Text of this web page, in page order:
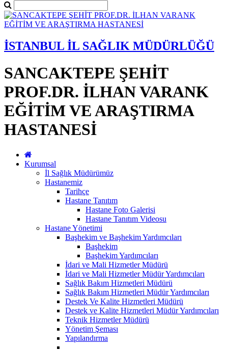
İSTANBUL İL SAĞLIK MÜDÜRLÜĞÜ
SANCAKTEPE ŞEHİT
PROF.DR. İLHAN VARANK
EĞİTİM VE ARAŞTIRMA
HASTANESİ
Kurumsal
İl Sağlık Müdürümüz
Hastanemiz
Tarihçe
Hastane Tanıtım
Hastane Foto Galerisi
Hastane Tanıtım Videosu
Hastane Yönetimi
Başhekim ve Başhekim Yardımcıları
Başhekim
Başhekim Yardımcıları
İdari ve Mali Hizmetler Müdürü
İdari ve Mali Hizmetler Müdür Yardımcıları
Sağlık Bakım Hizmetleri Müdürü
Sağlık Bakım Hizmetleri Müdür Yardımcıları
Destek Ve Kalite Hizmetleri Müdürü
Destek ve Kalite Hizmetleri Müdür Yardımcıları
Teknik Hizmetler Müdürü
Yönetim Şeması
Yapılandırma